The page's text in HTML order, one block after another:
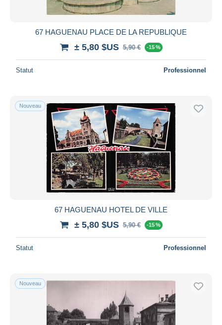
67 HAGUENAU PLACE DE LA REPUBLIQUE
± 5,80 $US 5,90 € -15 %
Statut Professionnel
Nouveau
67 HAGUENAU HOTEL DE VILLE
± 5,80 $US 5,90 € -15 %
Statut Professionnel
Nouveau